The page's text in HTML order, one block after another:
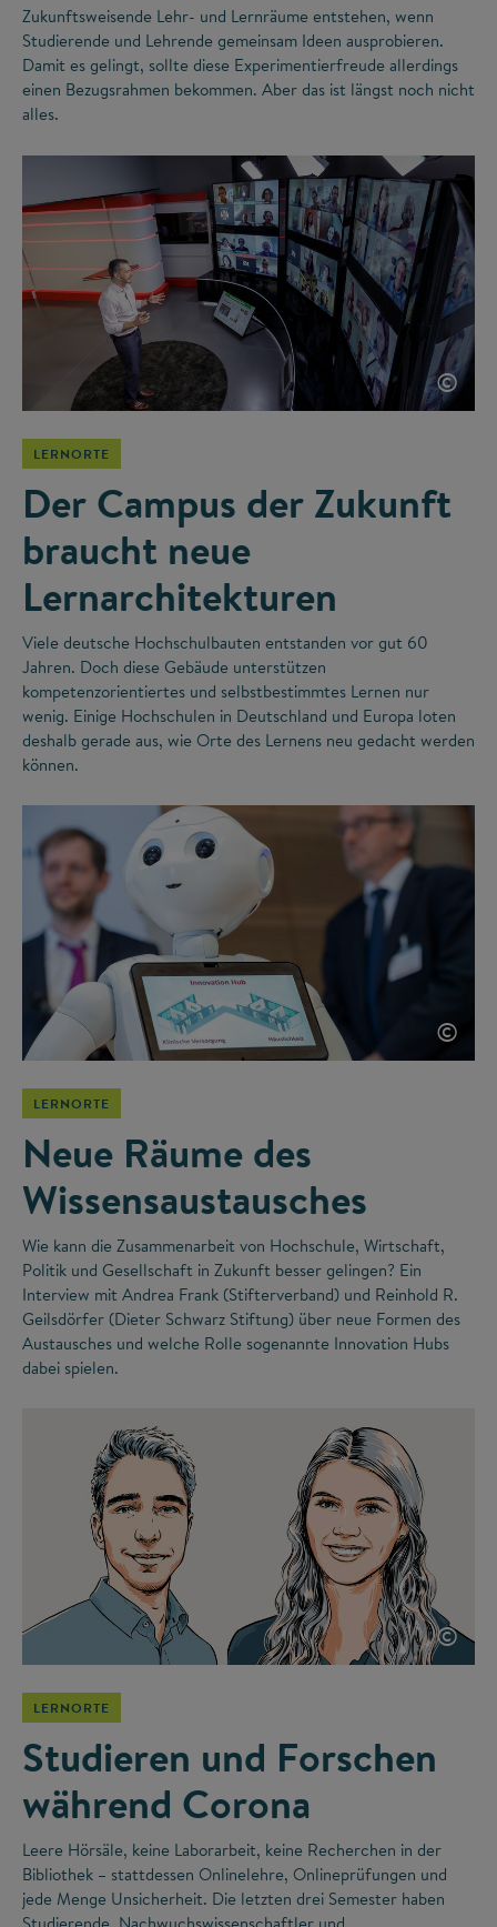
Zukunftsweisende Lehr- und Lernräume entstehen, wenn
Studierende und Lehrende gemeinsam Ideen ausprobieren.
Damit es gelingt, sollte diese Experimentierfreude allerdings
einen Bezugsrahmen bekommen. Aber das ist längst noch nicht
alles.
©
LERNORTE
Der Campus der Zukunft
braucht neue
Lernarchitekturen
Viele deutsche Hochschulbauten entstanden vor gut 60
Jahren. Doch diese Gebäude unterstützen
kompetenzorientiertes und selbstbestimmtes Lernen nur
wenig. Einige Hochschulen in Deutschland und Europa loten
deshalb gerade aus, wie Orte des Lernens neu gedacht werden
können.
©
LERNORTE
Neue Räume des
Wissensaustausches
Wie kann die Zusammenarbeit von Hochschule, Wirtschaft,
Politik und Gesellschaft in Zukunft besser gelingen? Ein
Interview mit Andrea Frank (Stifterverband) und Reinhold R.
Geilsdörfer (Dieter Schwarz Stiftung) über neue Formen des
Austausches und welche Rolle sogenannte Innovation Hubs
dabei spielen.
©
LERNORTE
Studieren und Forschen
während Corona
Leere Hörsäle, keine Laborarbeit, keine Recherchen in der
Bibliothek – stattdessen Onlinelehre, Onlineprüfungen und
jede Menge Unsicherheit. Die letzten drei Semester haben